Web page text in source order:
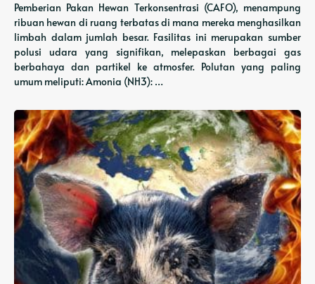
Pemberian Pakan Hewan Terkonsentrasi (CAFO), menampung
ribuan hewan di ruang terbatas di mana mereka menghasilkan
limbah dalam jumlah besar. Fasilitas ini merupakan sumber
polusi udara yang signifikan, melepaskan berbagai gas
berbahaya dan partikel ke atmosfer. Polutan yang paling
umum meliputi: Amonia (NH3): …